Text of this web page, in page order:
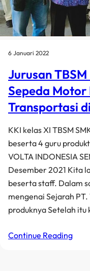
6 Januari 2022
Jurusan
Sepeda
Transportasi
KKI kelas XI TBSM
beserta 4 guru
VOLTA INDONESIA
Desember 2021 Kita
beserta staff. Dalam
mengenai Sejarah PT.
produknya Setelah itu
Continue Reading